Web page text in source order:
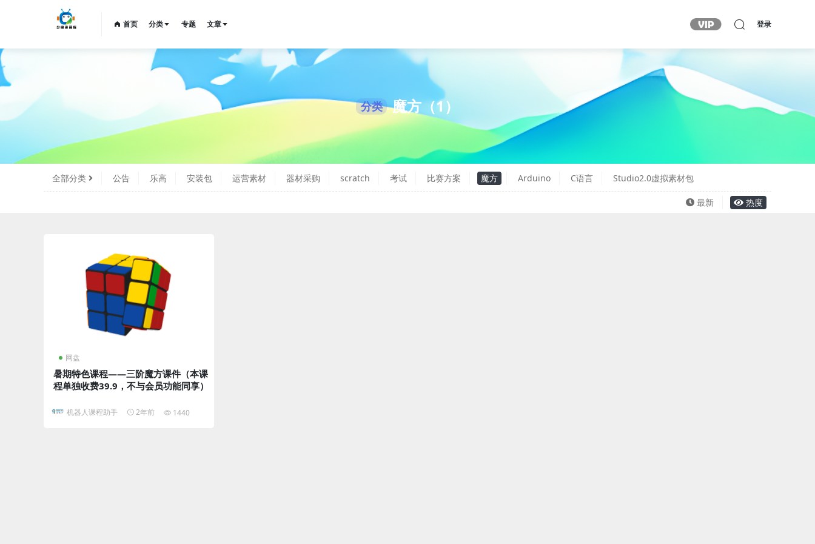
首页 分类 专题 文章 登录
分类 魔方（1）
全部分类 公告 乐高 安装包 运营素材 器材采购 scratch 考试 比赛方案 魔方 Arduino C语言 Studio2.0虚拟素材包
最新 热度
网盘
暑期特色课程——三阶魔方课件（本课
程单独收费39.9，不与会员功能同享）
机器人课程助手 2年前 1440